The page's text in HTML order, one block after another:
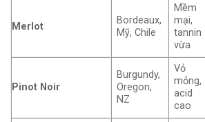
Merlot
Bordeaux,
Mỹ, Chile
Mềm
mại,
tannin
vừa
Pinot Noir
Burgundy,
Oregon,
NZ
Vỏ
mỏng,
acid
cao